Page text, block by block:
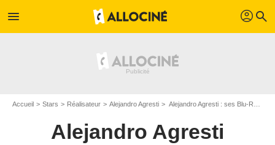
menu profil search
Accueil Stars Réalisateur Alejandro Agresti Alejandro Agresti : ses Blu-Ray, DVD, VOD, SVOD
Alejandro Agresti